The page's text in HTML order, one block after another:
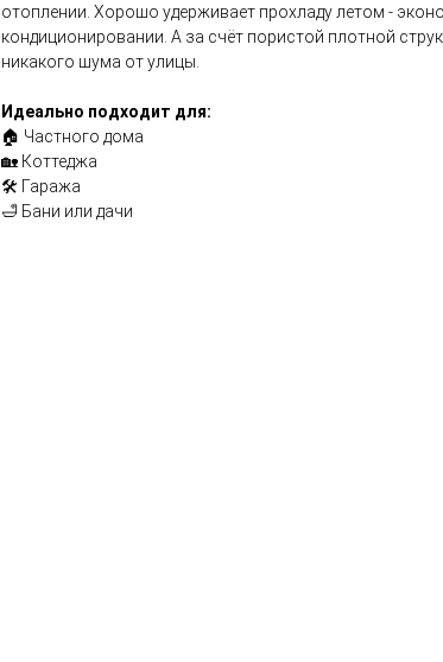
отоплении. Хорошо удерживает прохладу летом -
кондиционировании. А за счёт пористой плотной
никакого шума от улицы.
Идеально подходит для:
🏠 Частного дома
🏡 Коттеджа
🛠️ Гаража
🛁 Бани или дачи